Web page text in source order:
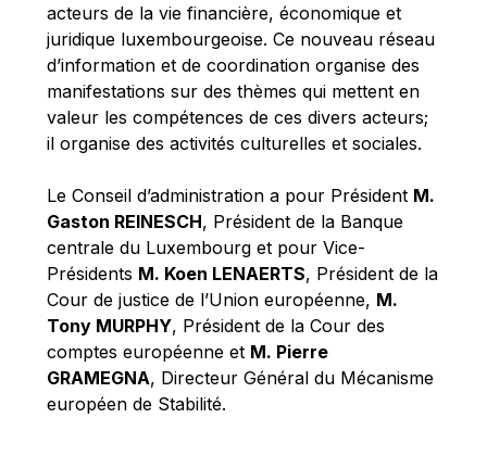
Mireille Delmas-Marty
Nobuo Tanaka
Otmar Issing
Paolo Mengozzi
Paschal Donohoe
Pat Cox
Patrizia Nanz
Philippe Maystadt
Pierre Gramegna
Richard Pelly
Robert Goebbels
Robert REYNDERS
acteurs de la vie financière, économique et
juridique luxembourgeoise. Ce nouveau réseau
d’information et de coordination organise des
manifestations sur des thèmes qui mettent en
valeur les compétences de ces divers acteurs;
il organise des activités culturelles et sociales.
Le Conseil d’administration a pour Président M.
Gaston REINESCH, Président de la Banque
centrale du Luxembourg et pour Vice-
Présidents M. Koen LENAERTS, Président de la
Cour de justice de l’Union européenne, M.
Tony MURPHY, Président de la Cour des
comptes européenne et M. Pierre
GRAMEGNA, Directeur Général du Mécanisme
européen de Stabilité.